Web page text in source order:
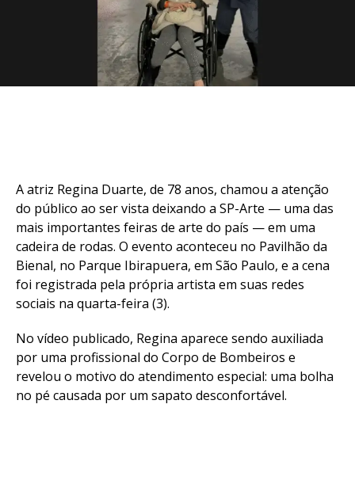
A atriz Regina Duarte, de 78 anos, chamou a atenção
do público ao ser vista deixando a SP-Arte — uma das
mais importantes feiras de arte do país — em uma
cadeira de rodas. O evento aconteceu no Pavilhão da
Bienal, no Parque Ibirapuera, em São Paulo, e a cena
foi registrada pela própria artista em suas redes
sociais na quarta-feira (3).
No vídeo publicado, Regina aparece sendo auxiliada
por uma profissional do Corpo de Bombeiros e
revelou o motivo do atendimento especial: uma bolha
no pé causada por um sapato desconfortável.